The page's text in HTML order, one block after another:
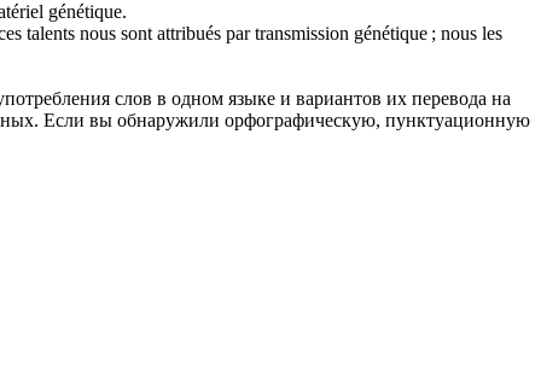
génétique.
talents nous sont attribués par transmission génétique ; nous les
слов в одном языке и вариантов их перевода на
Если вы обнаружили орфографическую, пунктуационную